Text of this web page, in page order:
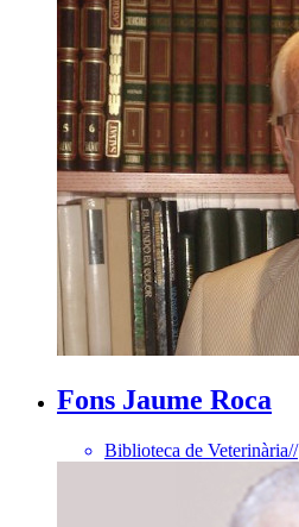
Fons Jaume Roca
Biblioteca de Veterinària//